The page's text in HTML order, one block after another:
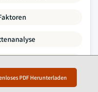
PDF Herunterladen